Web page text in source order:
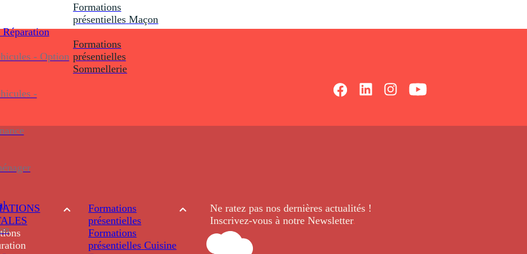
- Option
-
Formations
présentielles Maçon
Formations
présentielles
Sommellerie
Formations
présentielles
Formations
présentielles Cuisine
Ne ratez pas nos dernièresactualités !
Inscrivez-vous à notre Newsletter.